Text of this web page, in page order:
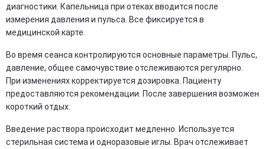
диагностики. Капельница при отеках вводится после
измерения давления и пульса. Все фиксируется в
медицинской карте.
Во время сеанса контролируются основные параметры. Пульс,
давление, общее самочувствие отслеживаются регулярно.
При изменениях корректируется дозировка. Пациенту
предоставляются рекомендации. После завершения возможен
короткий отдых.
Введение раствора происходит медленно. Используется
стерильная система и одноразовые иглы. Врач отслеживает